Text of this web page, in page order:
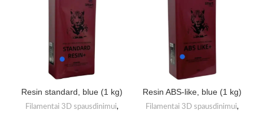
Resin standard, blue (1 kg)
Filamentai 3D spausdinimui,
Resin ABS-like, blue (1 kg)
Filamentai 3D spausdinimui,